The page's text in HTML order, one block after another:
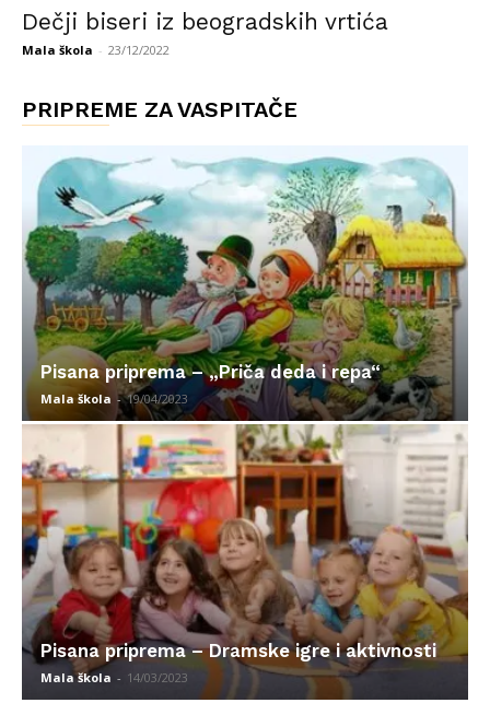
Dečji biseri iz beogradskih vrtića
Mala škola - 23/12/2022
PRIPREME ZA VASPITAČE
Pisana priprema – „Priča deda i repa“
Mala škola - 19/04/2023
Pisana priprema – Dramske igre i aktivnosti
Mala škola - 14/03/2023